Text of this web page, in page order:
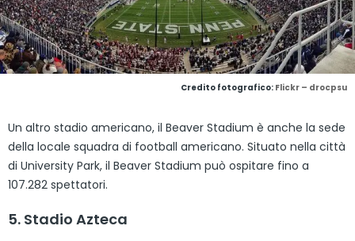
Credito fotografico: Flickr – drocpsu
Un altro stadio americano, il Beaver Stadium è anche la sede
della locale squadra di football americano. Situato nella città
di University Park, il Beaver Stadium può ospitare fino a
107.282 spettatori.
5. Stadio Azteca